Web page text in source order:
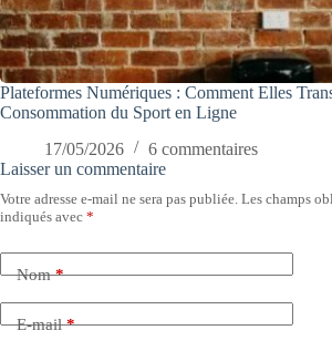
Plateformes Numériques : Comment Elles
Consommation du Sport en Ligne
17/05/2026
6 commentaires
Laisser un commentaire
Votre adresse e-mail ne sera pas publiée. Les champs
indiqués avec *
Nom*
E-mail*